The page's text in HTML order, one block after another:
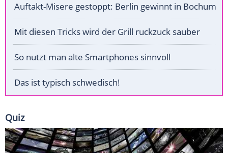
Auftakt-Misere gestoppt: Berlin gewinnt in Bochum
Mit diesen Tricks wird der Grill ruckzuck sauber
So nutzt man alte Smartphones sinnvoll
Das ist typisch schwedisch!
Quiz